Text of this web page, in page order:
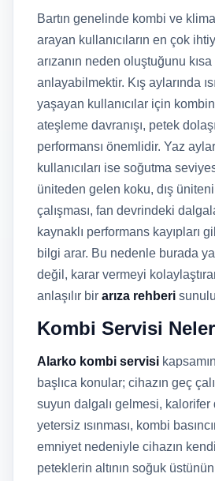
Bartın genelinde kombi ve
arayan kullanıcıların en çok
arızanın neden oluştuğunu
anlayabilmektir. Kış aylarında
yaşayan kullanıcılar için
ateşleme davranışı, petek
performansı önemlidir. Yaz
kullanıcıları ise soğutma
üniteden gelen koku, dış
çalışması, fan devrindeki
kaynaklı performans kayıpları
bilgi arar. Bu nedenle burada
değil, karar vermeyi
anlaşılır bir arıza rehberi
Kombi Servisi
Alarko kombi servisi
başlıca konular; cihazın geç
suyun dalgalı gelmesi, kalorifer
yetersiz ısınması, kombi
emniyet nedeniyle cihazın
peteklerin altının soğuk üstünün